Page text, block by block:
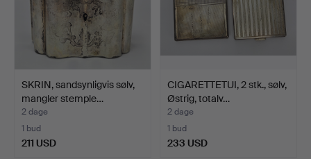
SKRIN, sandsynligvis sølv,
mangler stemple…
2 dage
1 bud
211 USD
CIGARETTETUI, 2 stk., sølv,
Østrig, totalv…
2 dage
1 bud
233 USD